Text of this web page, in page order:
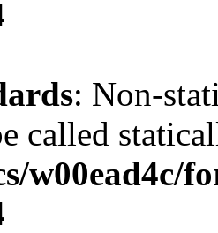
: Non-
called
w00ead4c/